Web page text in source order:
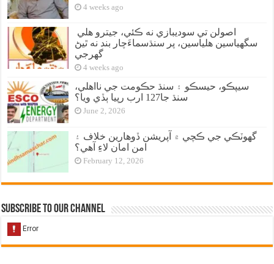
4 weeks ago
سگهياسين هلياسين، پر سنڌسماءَچار بند نه ٿيڻ
گهرجي
4 weeks ago
سيپڪو، حيسڪو ۽ سنڌ حڪومت جي نااهلي،
سنڌ جا127 ارب رپيا ٻڏي ويا؟
June 2, 2026
گهوٽڪي جي ڪچي ۾ آپريشن ڏوهارين خلاف ۽
امن امان لاءِ آهي؟
February 12, 2026
Subscribe to our Channel